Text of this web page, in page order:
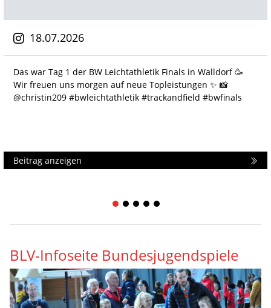
18.07.2026
Das war Tag 1 der BW Leichtathletik Finals in Walldorf 🥳
Wir freuen uns morgen auf neue Topleistungen ✨️ 📸
@christin209 #bwleichtathletik #trackandfield #bwfinals
Beitrag anzeigen
1 2 3 4 5
BLV-Infoseite Bundesjugendspiele